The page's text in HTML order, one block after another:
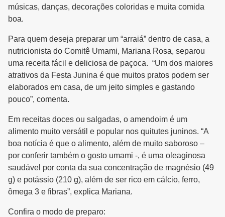
músicas, danças, decorações coloridas e muita comida
boa.
Para quem deseja preparar um “arraiá” dentro de casa, a
nutricionista do Comitê Umami, Mariana Rosa, separou
uma receita fácil e deliciosa de paçoca. “Um dos maiores
atrativos da Festa Junina é que muitos pratos podem ser
elaborados em casa, de um jeito simples e gastando
pouco”, comenta.
Em receitas doces ou salgadas, o amendoim é um
alimento muito versátil e popular nos quitutes juninos. “A
boa notícia é que o alimento, além de muito saboroso –
por conferir também o gosto umami -, é uma oleaginosa
saudável por conta da sua concentração de magnésio (49
g) e potássio (210 g), além de ser rico em cálcio, ferro,
ômega 3 e fibras”, explica Mariana.
Confira o modo de preparo: